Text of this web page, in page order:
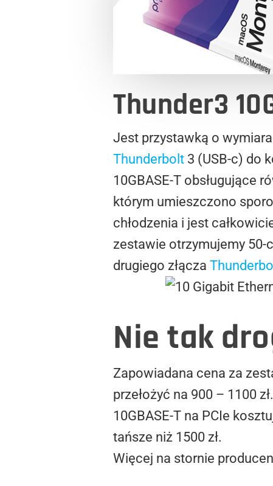
Thunder3
Jest przystawką o
Thunderbolt 3 (USB-c) do
10GBASE-T obsługujące
którym umieszczono
chłodzenia i jest
zestawie otrzymujemy 50-
drugiego złącza
Nie tak
Zapowiadana cena za
przełożyć na 900 – 1100
10GBASE-T na PCIe
tańsze niż 1500 zł.
Więcej na stornie